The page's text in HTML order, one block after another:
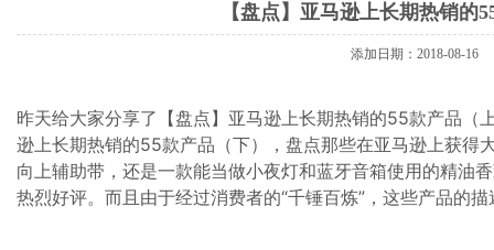
【盘点】亚马逊上长期热销的
添加日期：2018-08-16
昨天给大家分享了 【盘点】亚马逊上长期热销的55款产品（
逊上长期热销的55款产品（下），盘点那些在亚马逊上获得
向上辅助带，还是一款能当做小夜灯和蓝牙音箱使用的精油
热烈好评。而且由于经过消费者的“千锤百炼”，这些产品的